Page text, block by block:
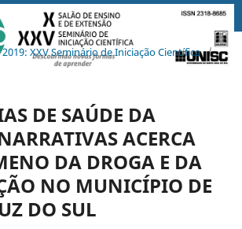
2019: XXV Seminário de Iniciação Científica /
DE SAÚDE DA
ACERCA
DA DROGA E DA
NO MUNICÍPIO DE
DO SUL